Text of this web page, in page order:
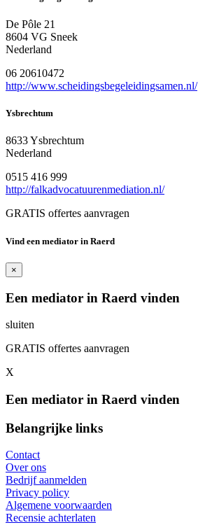
De Pôle 21
8604 VG Sneek
Nederland
06 20610472
http://www.scheidingsbegeleidingsamen.nl/
Ysbrechtum
8633 Ysbrechtum
Nederland
0515 416 999
http://falkadvocatuurenmediation.nl/
GRATIS offertes aanvragen
Vind een mediator in Raerd
×
Een mediator in Raerd vinden
sluiten
GRATIS offertes aanvragen
X
Een mediator in Raerd vinden
Belangrijke links
Contact
Over ons
Bedrijf aanmelden
Privacy policy
Algemene voorwaarden
Recensie achterlaten